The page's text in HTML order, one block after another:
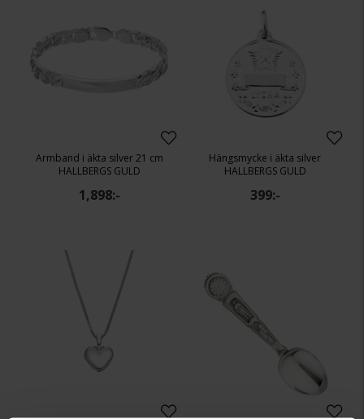
Armband i äkta silver 21 cm
HALLBERGS GULD
1,898:-
Hängsmycke i äkta silver
HALLBERGS GULD
399:-